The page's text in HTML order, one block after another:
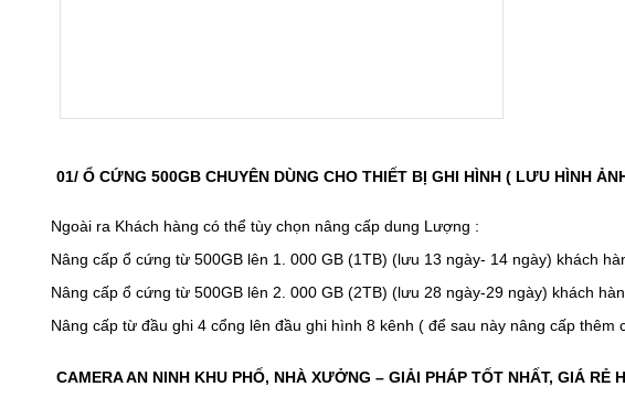
01/ Ổ CỨNG 500GB CHUYÊN DÙNG CHO THIẾT BỊ GHI HÌNH ( LƯU HÌNH
Ngoài ra Khách hàng có thể tùy chọn nâng cấp dung Lượng :
Nâng cấp ổ cứng từ 500GB lên 1. 000 GB (1TB) (lưu 13 ngày- 14 ngày) khách
Nâng cấp ổ cứng từ 500GB lên 2. 000 GB (2TB) (lưu 28 ngày-29 ngày) khách
Nâng cấp từ đầu ghi 4 cổng lên đầu ghi hình 8 kênh ( để sau này nâng cấp
CAMERA AN NINH KHU PHỐ, NHÀ XƯỞNG – GIẢI PHÁP TỐT NHẤT, GIÁ RẺ